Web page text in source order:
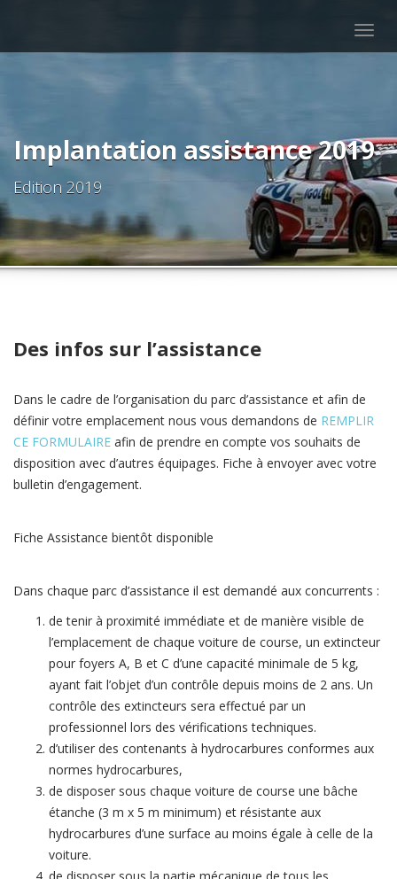
Implantation assistance 2019
Edition 2019
Des infos sur l’assistance
Dans le cadre de l’organisation du parc d’assistance et afin de
définir votre emplacement nous vous demandons de REMPLIR
CE FORMULAIRE afin de prendre en compte vos souhaits de
disposition avec d’autres équipages. Fiche à envoyer avec votre
bulletin d’engagement.
Fiche Assistance bientôt disponible
Dans chaque parc d’assistance il est demandé aux concurrents :
de tenir à proximité immédiate et de manière visible de
l’emplacement de chaque voiture de course, un extincteur
pour foyers A, B et C d’une capacité minimale de 5 kg,
ayant fait l’objet d’un contrôle depuis moins de 2 ans. Un
contrôle des extincteurs sera effectué par un
professionnel lors des vérifications techniques.
d’utiliser des contenants à hydrocarbures conformes aux
normes hydrocarbures,
de disposer sous chaque voiture de course une bâche
étanche (3 m x 5 m minimum) et résistante aux
hydrocarbures d’une surface au moins égale à celle de la
voiture.